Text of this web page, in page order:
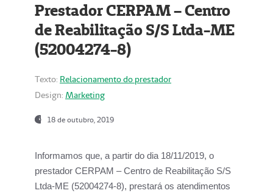
Prestador CERPAM – Centro
de Reabilitação S/S Ltda-ME
(52004274-8)
Texto: Relacionamento do prestador
Design: Marketing
18 de outubro, 2019
Informamos que, a partir do dia 18/11/2019, o
prestador CERPAM – Centro de Reabilitação S/S
Ltda-ME (52004274-8), prestará os atendimentos